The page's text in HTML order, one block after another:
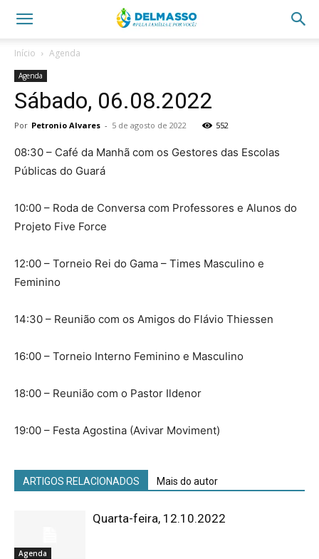
Início Agenda
Agenda
Sábado, 06.08.2022
Por Petronio Alvares - 5 de agosto de 2022 552
08:30 – Café da Manhã com os Gestores das Escolas
Públicas do Guará
10:00 – Roda de Conversa com Professores e Alunos do
Projeto Five Force
12:00 – Torneio Rei do Gama – Times Masculino e
Feminino
14:30 – Reunião com os Amigos do Flávio Thiessen
16:00 – Torneio Interno Feminino e Masculino
18:00 – Reunião com o Pastor Ildenor
19:00 – Festa Agostina (Avivar Moviment)
ARTIGOS RELACIONADOS Mais do autor
Agenda
Quarta-feira, 12.10.2022